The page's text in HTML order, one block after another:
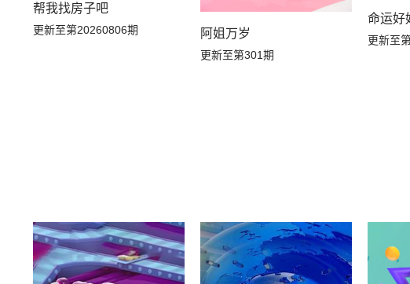
帮我找房子吧
更新至第20260806期 阿姐万岁
更新至第301期
命运好
更新至